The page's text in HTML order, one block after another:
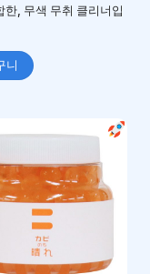
한, 무색 무취 클리너입
니